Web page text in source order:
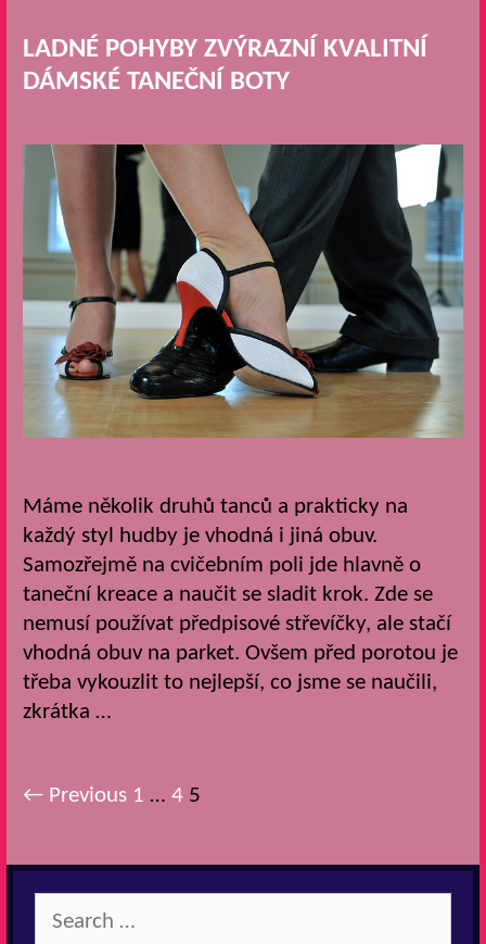
LADNÉ POHYBY ZVÝRAZNÍ KVALITNÍ
DÁMSKÉ TANEČNÍ BOTY
Máme několik druhů tanců a prakticky na
každý styl hudby je vhodná i jiná obuv.
Samozřejmě na cvičebním poli jde hlavně o
taneční kreace a naučit se sladit krok. Zde se
nemusí používat předpisové střevíčky, ale stačí
vhodná obuv na parket. Ovšem před porotou je
třeba vykouzlit to nejlepší, co jsme se naučili,
zkrátka …
Post
← Previous 1 … 4 5
for: